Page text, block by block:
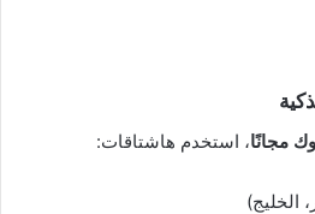
مجانًا، استخدم هاشتاقات:
الخليج)